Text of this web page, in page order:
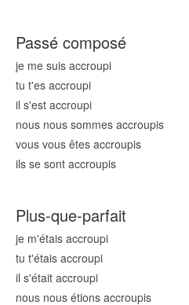
Passé composé
je me suis accroupi
tu t'es accroupi
il s'est accroupi
nous nous sommes accroupis
vous vous êtes accroupis
ils se sont accroupis
Plus-que-parfait
je m'étais accroupi
tu t'étais accroupi
il s'était accroupi
nous nous étions accroupis